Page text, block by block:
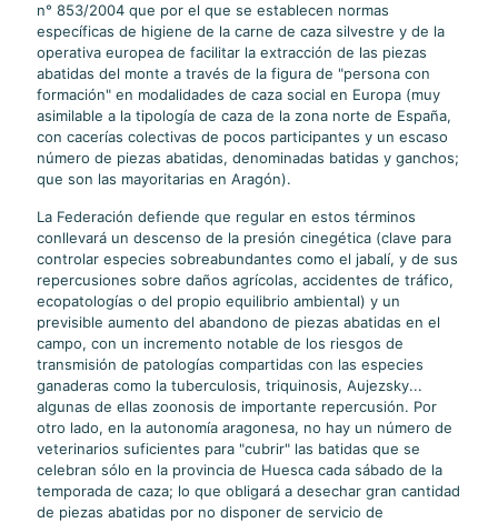
n° 853/2004 que por el que se establecen normas
específicas de higiene de la carne de caza silvestre y de la
operativa europea de facilitar la extracción de las piezas
abatidas del monte a través de la figura de "persona con
formación" en modalidades de caza social en Europa (muy
asimilable a la tipología de caza de la zona norte de España,
con cacerías colectivas de pocos participantes y un escaso
número de piezas abatidas, denominadas batidas y ganchos;
que son las mayoritarias en Aragón).
La Federación defiende que regular en estos términos
conllevará un descenso de la presión cinegética (clave para
controlar especies sobreabundantes como el jabalí, y de sus
repercusiones sobre daños agrícolas, accidentes de tráfico,
ecopatologías o del propio equilibrio ambiental) y un
previsible aumento del abandono de piezas abatidas en el
campo, con un incremento notable de los riesgos de
transmisión de patologías compartidas con las especies
ganaderas como la tuberculosis, triquinosis, Aujezsky...
algunas de ellas zoonosis de importante repercusión. Por
otro lado, en la autonomía aragonesa, no hay un número de
veterinarios suficientes para "cubrir" las batidas que se
celebran sólo en la provincia de Huesca cada sábado de la
temporada de caza; lo que obligará a desechar gran cantidad
de piezas abatidas por no disponer de servicio de